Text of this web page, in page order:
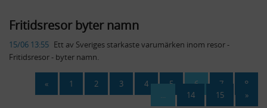
Fritidsresor byter namn
15/06 13:55 ​Ett av Sveriges starkaste varumärken inom resor -
Fritidsresor - byter namn.
« 1 2 3 4 5 6 7
8
14 15 »